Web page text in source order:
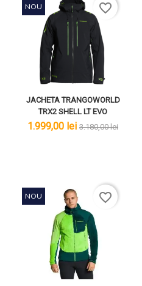
JACHETA TRANGOWORLD
TRX2 SHELL LT EVO
lei
1.999,00 lei lei
3.180,00 lei
NOU favorite_border
NOU favorite_border